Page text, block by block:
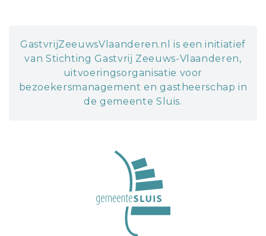
GastvrijZeeuwsVlaanderen.nl is een initiatief
van Stichting Gastvrij Zeeuws-Vlaanderen,
uitvoeringsorganisatie voor
bezoekersmanagement en gastheerschap in
de gemeente Sluis.